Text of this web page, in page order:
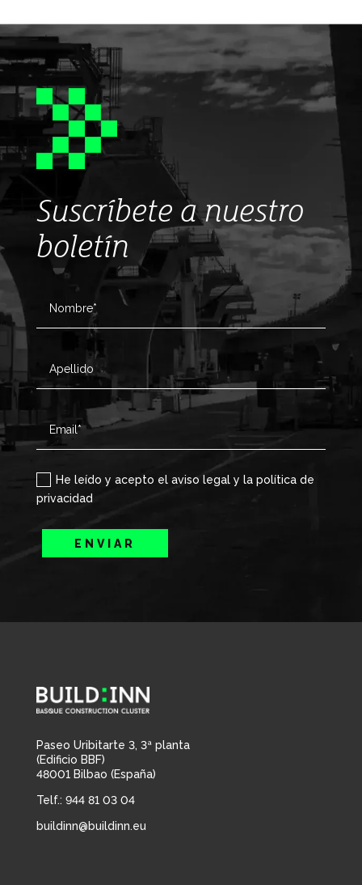
Suscríbete a nuestro
boletín
He leído y acepto el aviso legal y la política de
privacidad
ENVIAR
Paseo Uribitarte 3, 3ª planta
(Edificio BBF)
48001 Bilbao (España)
Telf.: 944 81 03 04
buildinn@buildinn.eu